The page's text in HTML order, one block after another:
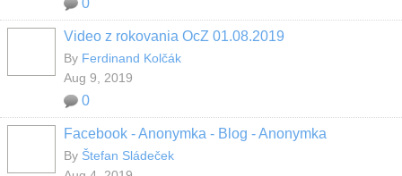
0
Video z rokovania OcZ 01.08.2019
By Ferdinand Kolčák
Aug 9, 2019
0
Facebook - Anonymka - Blog - Anonymka
By Štefan Sládeček